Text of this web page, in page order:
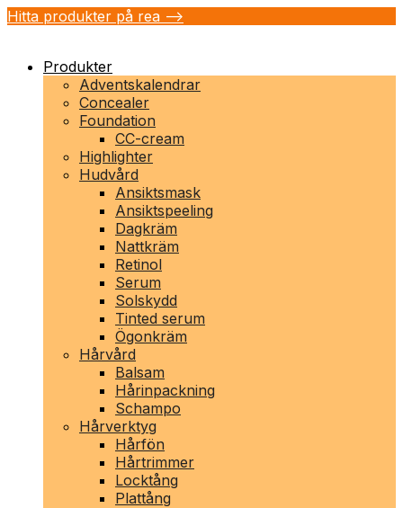
Hitta produkter på rea -->
Produkter
Adventskalendrar
Concealer
Foundation
CC-cream
Highlighter
Hudvård
Ansiktsmask
Ansiktspeeling
Dagkräm
Nattkräm
Retinol
Serum
Solskydd
Tinted serum
Ögonkräm
Hårvård
Balsam
Hårinpackning
Schampo
Hårverktyg
Hårfön
Hårtrimmer
Locktång
Plattång